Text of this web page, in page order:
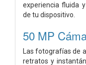
experiencia fluida
de tu dispositivo.
50 MP
Las fotografías de
retratos y